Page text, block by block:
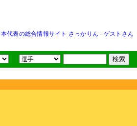
代表の総合情報サイト さっかりん - ゲストさん